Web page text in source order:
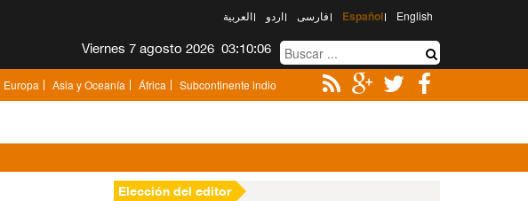
العربیة اردو فارسی Español English
03:10:07
Europa Asia y Oceanía África Subcontinente indio
Elección del editor